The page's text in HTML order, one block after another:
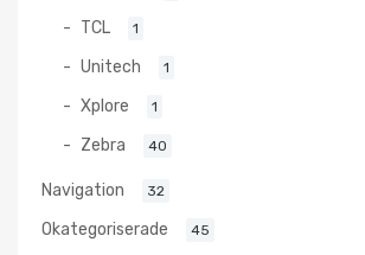
TCL 1
Unitech 1
Xplore 1
Zebra 40
Navigation 32
Okategoriserade 45